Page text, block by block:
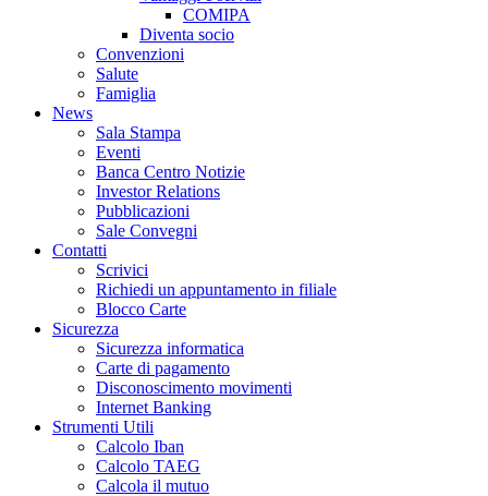
COMIPA
Diventa socio
Convenzioni
Salute
Famiglia
News
Sala Stampa
Eventi
Banca Centro Notizie
Investor Relations
Pubblicazioni
Sale Convegni
Contatti
Scrivici
Richiedi un appuntamento in filiale
Blocco Carte
Sicurezza
Sicurezza informatica
Carte di pagamento
Disconoscimento movimenti
Internet Banking
Strumenti Utili
Calcolo Iban
Calcolo TAEG
Calcola il mutuo